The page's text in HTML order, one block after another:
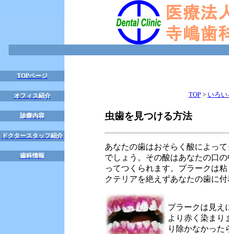
TOPページ
オフィス紹介
診療内容
ドクタースタッフ紹介
歯科情報
TOP> いろ
虫歯を見つける方法
あなたの歯はおそらく酸によっ
でしょう。その酸はあなたの口
ってつくられます。プラークは
クテリアを絶えずあなたの歯に
プラークは見え
より赤く染まり
り除かなかった